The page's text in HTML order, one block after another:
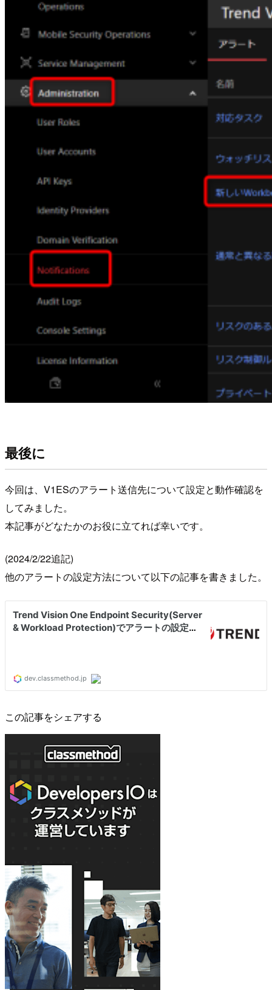
最後に
今回は、V1ESのアラート送信先について設定と動作確認を
してみました。
本記事がどなたかのお役に立てれば幸いです。
(2024/2/22追記)
他のアラートの設定方法について以下の記事を書きました。
この記事をシェアする